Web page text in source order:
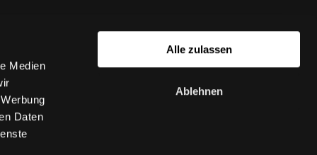
Medien
Daten
Alle zulassen
Ablehnen